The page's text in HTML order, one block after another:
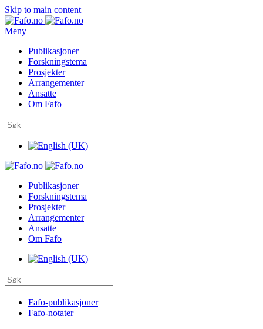
Skip to main content
Meny
Publikasjoner
Forskningstema
Prosjekter
Arrangementer
Ansatte
Om Fafo
Publikasjoner
Forskningstema
Prosjekter
Arrangementer
Ansatte
Om Fafo
Fafo-publikasjoner
Fafo-notater